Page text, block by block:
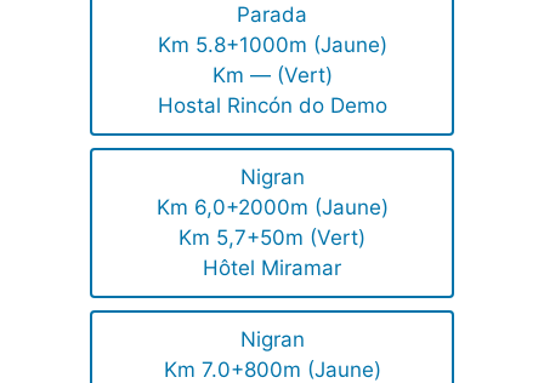
Parada
Km 5.8+1000m (Jaune)
Km — (Vert)
Hostal Rincón do Demo
Nigran
Km 6,0+2000m (Jaune)
Km 5,7+50m (Vert)
Hôtel Miramar
Nigran
Km 7.0+800m (Jaune)